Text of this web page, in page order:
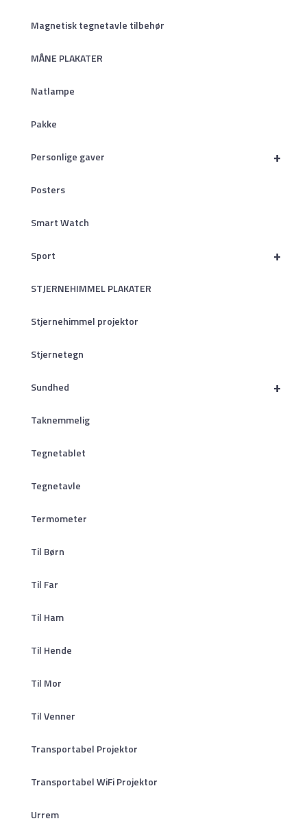
Magnetisk tegnetavle tilbehør
MÅNE PLAKATER
Natlampe
Pakke
+
Personlige gaver
Posters
Smart Watch
+
Sport
STJERNEHIMMEL PLAKATER
Stjernehimmel projektor
Stjernetegn
+
Sundhed
Taknemmelig
Tegnetablet
Tegnetavle
Termometer
Til Børn
Til Far
Til Ham
Til Hende
Til Mor
Til Venner
Transportabel Projektor
Transportabel WiFi Projektor
Urrem